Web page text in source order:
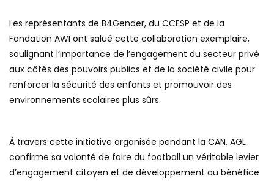
Les représentants de B4Gender, du CCESP et de la
Fondation AWI ont salué cette collaboration exemplaire,
soulignant l’importance de l’engagement du secteur privé
aux côtés des pouvoirs publics et de la société civile pour
renforcer la sécurité des enfants et promouvoir des
environnements scolaires plus sûrs.
À travers cette initiative organisée pendant la CAN, AGL
confirme sa volonté de faire du football un véritable levier
d’engagement citoyen et de développement au bénéfice